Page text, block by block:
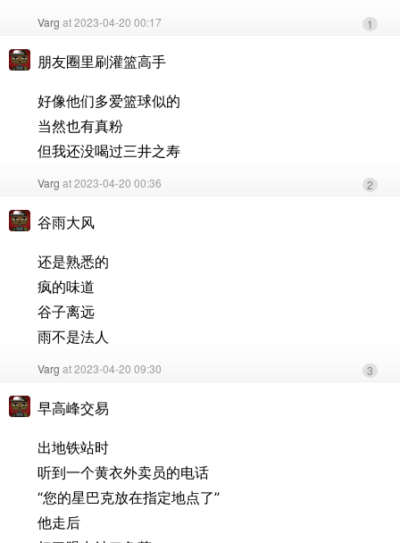
Varg at 2023-04-20 00:17 1
朋友圈里刷灌篮高手
好像他们多爱篮球似的
当然也有真粉
但我还没喝过三井之寿
Varg at 2023-04-20 00:36 2
谷雨大风
还是熟悉的
疯的味道
谷子离远
雨不是法人
Varg at 2023-04-20 09:30 3
早高峰交易
出地铁站时
听到一个黄衣外卖员的电话
“您的星巴克放在指定地点了”
他走后